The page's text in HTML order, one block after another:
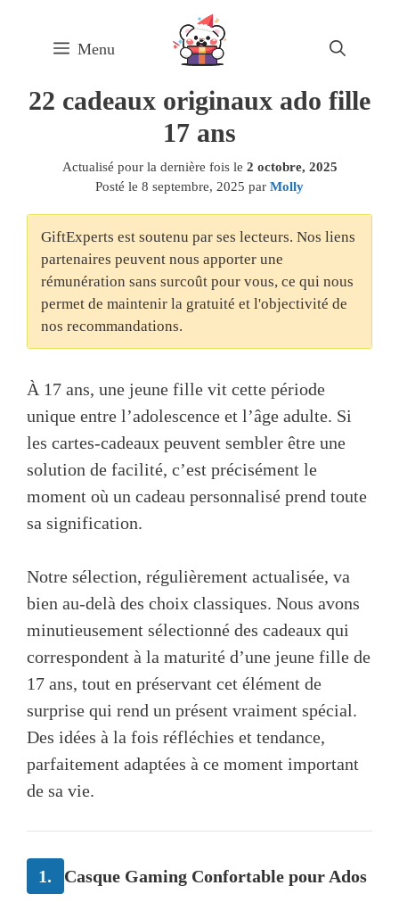
Menu
22 cadeaux originaux ado fille
17 ans
Actualisé pour la dernière fois le 2 octobre, 2025
Posté le 8 septembre, 2025 par Molly
GiftExperts est soutenu par ses lecteurs. Nos liens
partenaires peuvent nous apporter une
rémunération sans surcoût pour vous, ce qui nous
permet de maintenir la gratuité et l'objectivité de
nos recommandations.
À 17 ans, une jeune fille vit cette période
unique entre l’adolescence et l’âge adulte. Si
les cartes-cadeaux peuvent sembler être une
solution de facilité, c’est précisément le
moment où un cadeau personnalisé prend toute
sa signification.
Notre sélection, régulièrement actualisée, va
bien au-delà des choix classiques. Nous avons
minutieusement sélectionné des cadeaux qui
correspondent à la maturité d’une jeune fille de
17 ans, tout en préservant cet élément de
surprise qui rend un présent vraiment spécial.
Des idées à la fois réfléchies et tendance,
parfaitement adaptées à ce moment important
de sa vie.
1. Casque Gaming Confortable pour Ados